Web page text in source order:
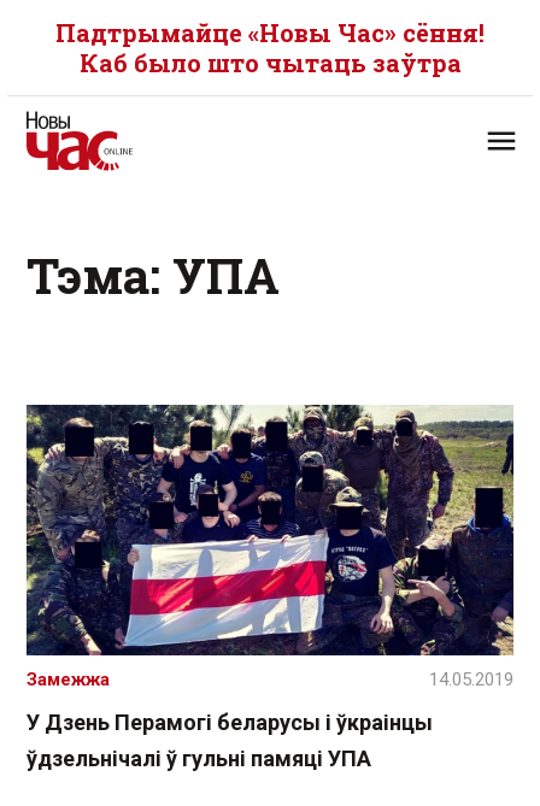
Падтрымайце «Новы Час» сёння!
Каб было што чытаць заўтра
Тэма: УПА
У Дзень Перамогі беларусы і ўкраінцы
ўдзельнічалі ў гульні памяці УПА
Замежжа 14.05.2019